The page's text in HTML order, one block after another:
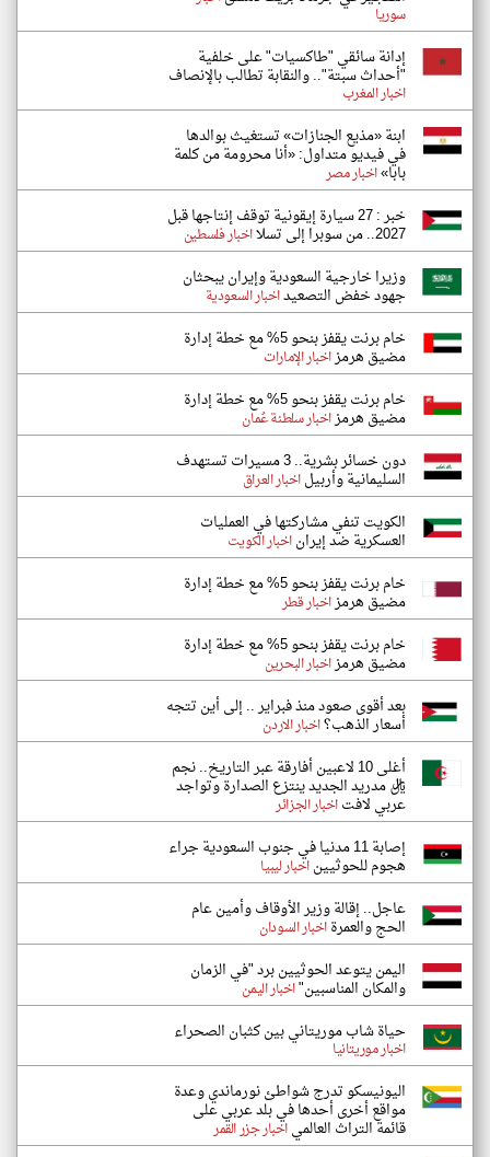
سوريا
إدانة سائقي "طاكسيات" على خلفية
"أحداث سبتة".. والنقابة تطالب بالإنصاف
اخبار المغرب
ابنة «مذيع الجنازات» تستغيث بوالدها
في فيديو متداول: «أنا محرومة من كلمة
بابا»اخبار مصر
خبر : 27 سيارة إيقونية توقف إنتاجها قبل
2027.. من سوبرا إلى تسلا اخبار فلسطين
وزيرا خارجية السعودية وإيران يبحثان
جهود خفض التصعيداخبار السعودية
خام برنت يقفز بنحو 5% مع خطة إدارة
مضيق هرمزاخبار الإمارات
خام برنت يقفز بنحو 5% مع خطة إدارة
مضيق هرمزاخبار سلطنة عُمان
دون خسائر بشرية.. 3 مسيرات تستهدف
السليمانية وأربيلاخبار العراق
الكويت تنفي مشاركتها في العمليات
العسكرية ضد إيراناخبار الكويت
خام برنت يقفز بنحو 5% مع خطة إدارة
مضيق هرمزاخبار قطر
خام برنت يقفز بنحو 5% مع خطة إدارة
مضيق هرمزاخبار البحرين
بعد أقوى صعود منذ فبراير .. إلى أين تتجه
أسعار الذهب؟اخبار الاردن
أغلى 10 لاعبين أفارقة عبر التاريخ.. نجم
ريال مدريد الجديد ينتزع الصدارة وتواجد
عربي لافتاخبار الجزائر
إصابة 11 مدنيا في جنوب السعودية جراء
هجوم للحوثييناخبار ليبيا
عاجل.. إقالة وزير الأوقاف وأمين عام
الحج والعمرةاخبار السودان
اليمن يتوعد الحوثيين برد "في الزمان
والمكان المناسبين"اخبار اليمن
حياة شاب موريتاني بين كثبان الصحراء
اخبار موريتانيا
اليونيسكو تدرج شواطئ نورماندي وعدة
مواقع أخرى أحدها في بلد عربي على
قائمة التراث العالمياخبار جزر القمر